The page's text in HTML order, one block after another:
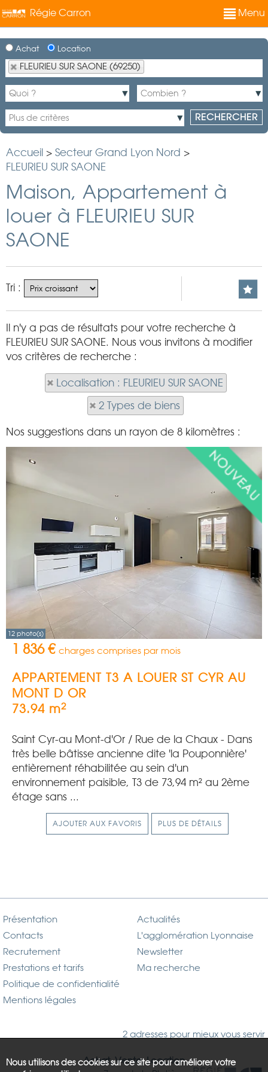
Régie Carron Menu
Achat Location
FLEURIEU SUR SAONE (69250)
Accueil > Secteur Grand Lyon Nord >
FLEURIEU SUR SAONE
Maison, Appartement à
louer à FLEURIEU SUR
SAONE
Tri :
Il n'y a pas de résultats pour votre recherche à
FLEURIEU SUR SAONE. Nous vous invitons à modifier
vos critères de recherche :
Localisation : FLEURIEU SUR SAONE
2 Types de biens
Nos suggestions dans un rayon de 8 kilomètres :
12 photo(s)
1 836 € charges comprises par mois
APPARTEMENT T3 A LOUER ST CYR AU
MONT D OR
73.94 m2
Saint Cyr-au Mont-d'Or / Rue de la Chaux - Dans
très belle bâtisse ancienne dite 'la Pouponnière'
entièrement réhabilitée au sein d'un
environnement paisible, T3 de 73,94 m² au 2ème
étage sans ...
AJOUTER AUX FAVORIS PLUS DE DÉTAILS
Présentation
Contacts
Recrutement
Prestations et tarifs
Politique de confidentialité
Mentions légales
Actualités
L'agglomération Lyonnaise
Newsletter
Ma recherche
2 adresses pour mieux vous servir
Achat, Vente, Location
Nous utilisons des cookies sur ce site pour améliorer votre